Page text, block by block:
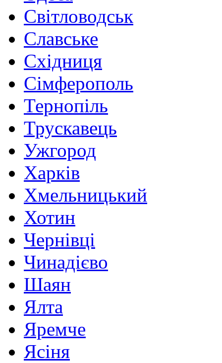
Світловодськ
Славське
Східниця
Сімферополь
Тернопіль
Трускавець
Ужгород
Харків
Хмельницький
Хотин
Чернівці
Чинадієво
Шаян
Ялта
Яремче
Ясіня